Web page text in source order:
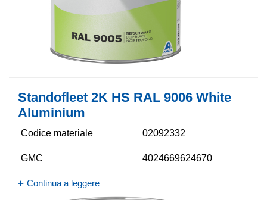
Standofleet 2K HS RAL 9006 White
Aluminium
Codice materiale 02092332
GMC 4024669624670
Continua a leggere